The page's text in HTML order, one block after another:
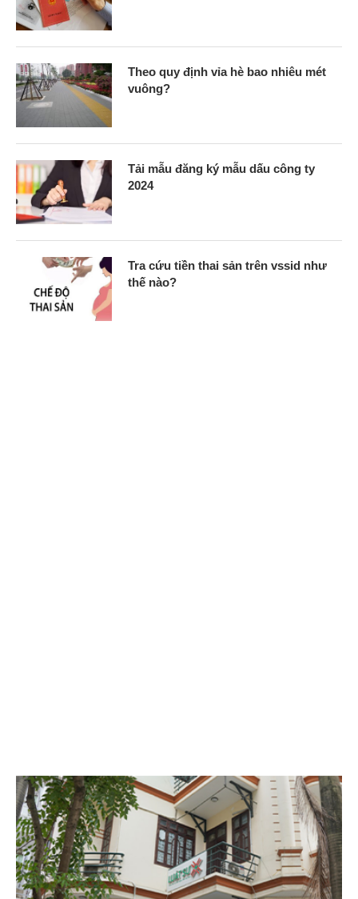
Theo quy định vỉa hè bao nhiêu mét
vuông?
Tải mẫu đăng ký mẫu dấu công ty
2024
Tra cứu tiền thai sản trên vssid như
thế nào?